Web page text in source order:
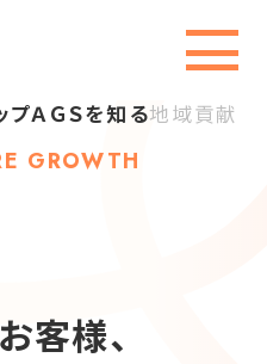
プＡＧＳを知る地域貢献
GROWTH
客様、